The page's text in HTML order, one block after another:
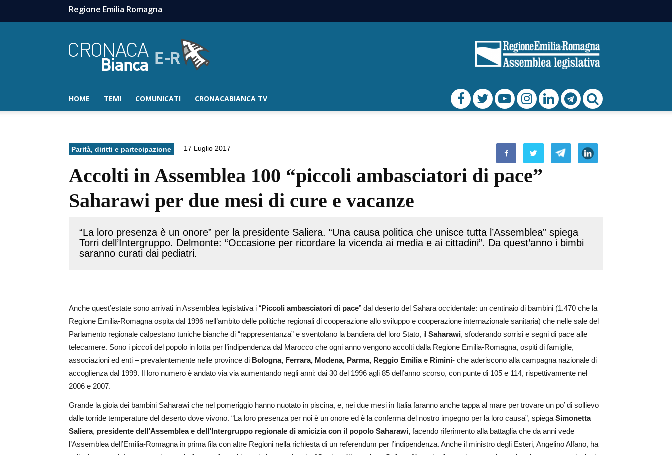
Regione Emilia Romagna
HOME TEMI COMUNICATI CRONACABIANCA TV
Parità, diritti e partecipazione 17 Luglio 2017
Accolti in Assemblea 100 “piccoli ambasciatori di pace”
Saharawi per due mesi di cure e vacanze
“La loro presenza è un onore” per la presidente Saliera. “Una causa politica che unisce tutta l’Assemblea” spiega
Torri dell’Intergruppo. Delmonte: “Occasione per ricordare la vicenda ai media e ai cittadini”. Da quest’anno i bimbi
saranno curati dai pediatri.
Anche quest’estate sono arrivati in Assemblea legislativa i “Piccoli ambasciatori di pace” dal deserto del Sahara occidentale: un centinaio di bambini (1.470 che la
Regione Emilia-Romagna ospita dal 1996 nell’ambito delle politiche regionali di cooperazione allo sviluppo e cooperazione internazionale sanitaria) che nelle sale del
Parlamento regionale calpestano tuniche bianche di “rappresentanza” e sventolano la bandiera del loro Stato, il Saharawi, sfoderando sorrisi e segni di pace alle
telecamere. Sono i piccoli del popolo in lotta per l’indipendenza dal Marocco che ogni anno vengono accolti dalla Regione Emilia-Romagna, ospiti di famiglie,
associazioni ed enti – prevalentemente nelle province di Bologna, Ferrara, Modena, Parma, Reggio Emilia e Rimini- che aderiscono alla campagna nazionale di
accoglienza dal 1999. Il loro numero è andato via via aumentando negli anni: dai 30 del 1996 agli 85 dell’anno scorso, con punte di 105 e 114, rispettivamente nel
2006 e 2007.
Grande la gioia dei bambini Saharawi che nel pomeriggio hanno nuotato in piscina, e, nei due mesi in Italia faranno anche tappa al mare per trovare un po’ di sollievo
dalle torride temperature del deserto dove vivono. “La loro presenza per noi è un onore ed è la conferma del nostro impegno per la loro causa”, spiega Simonetta
Saliera, presidente dell’Assemblea e dell’Intergruppo regionale di amicizia con il popolo Saharawi, facendo riferimento alla battaglia che da anni vede
l’Assemblea dell’Emilia-Romagna in prima fila con altre Regioni nella richiesta di un referendum per l’indipendenza. Anche il ministro degli Esteri, Angelino Alfano, ha